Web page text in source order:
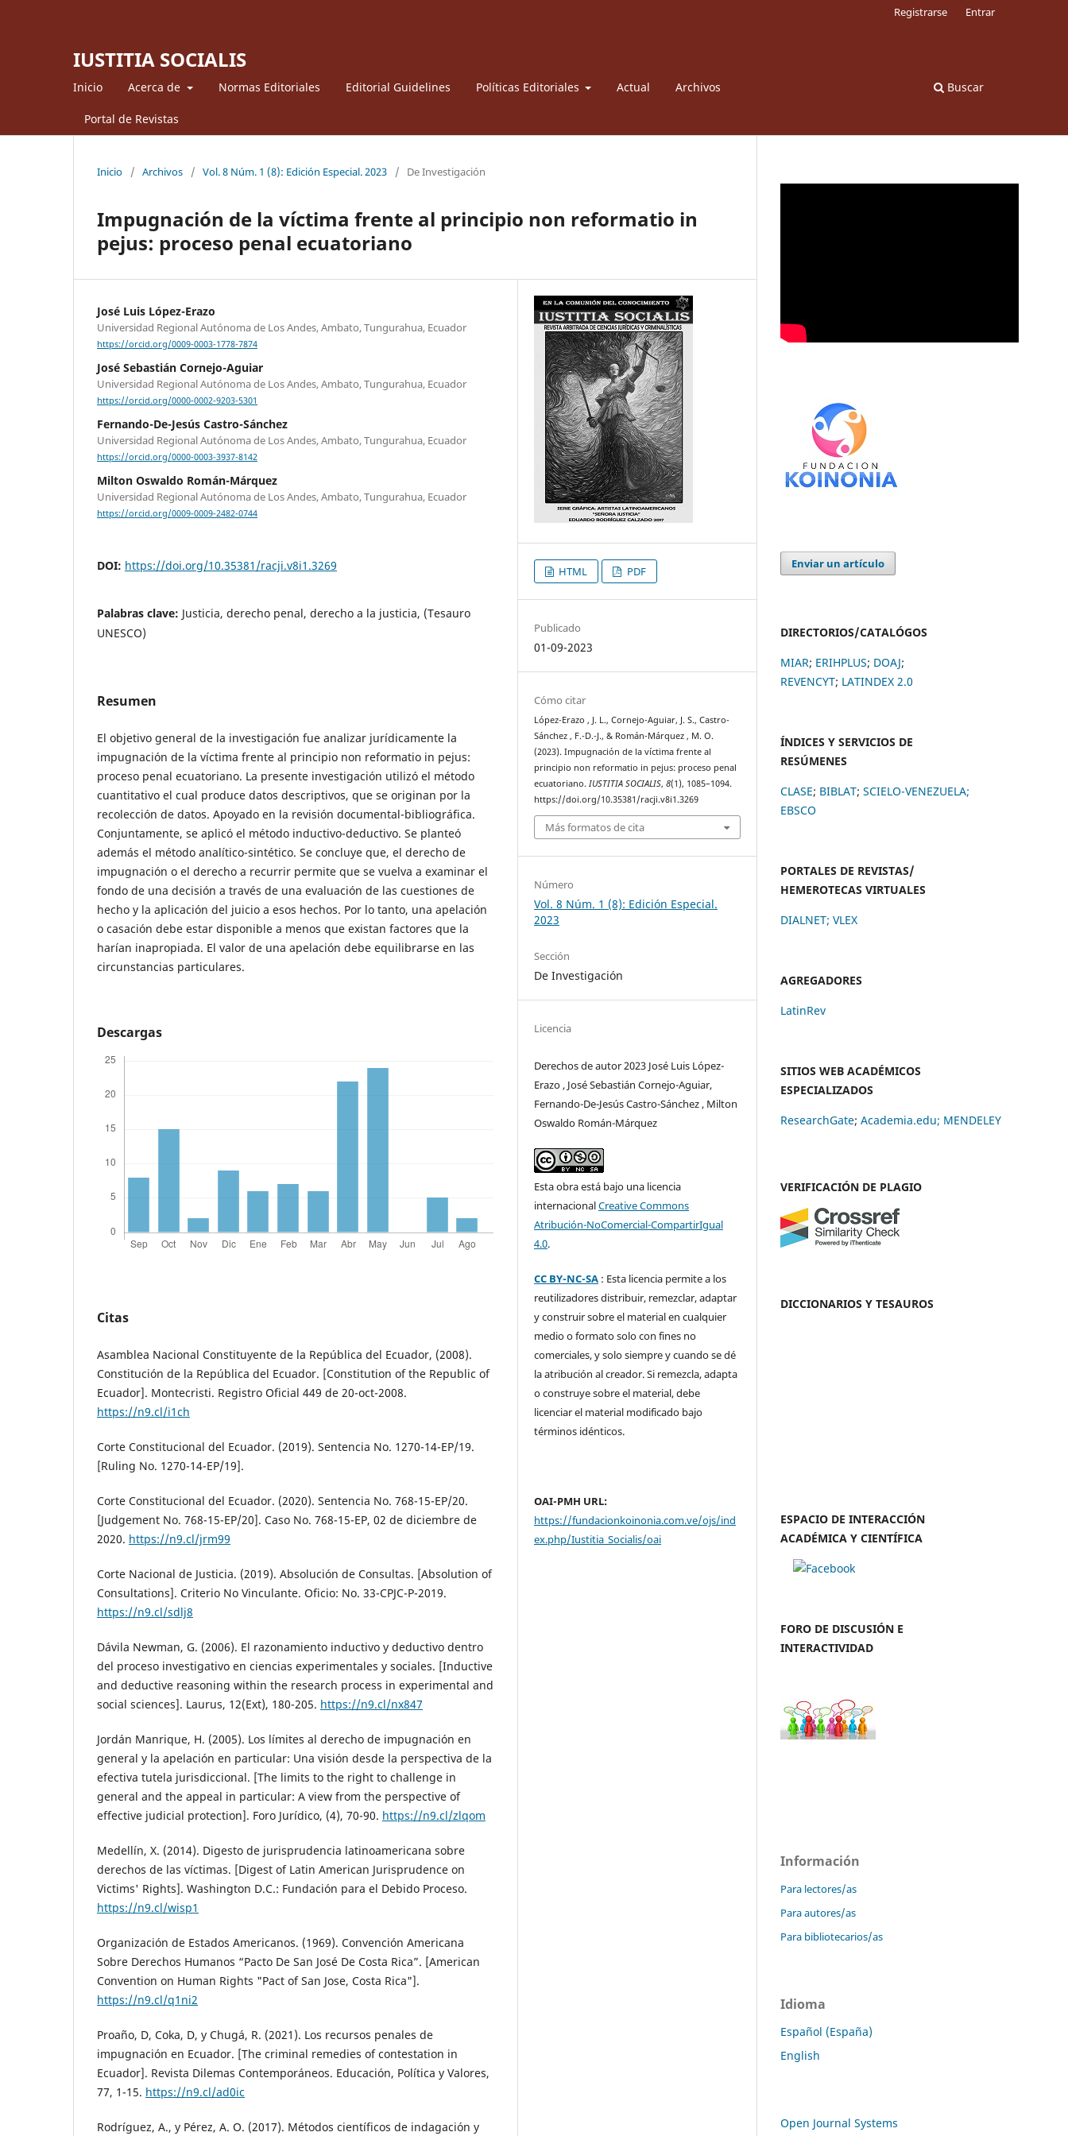
IUSTITIA SOCIALIS
Inicio Acerca de Normas Editoriales Editorial Guidelines Políticas Editoriales Actual Archivos
Portal de Revistas
Buscar
Registrarse Entrar
Inicio / Archivos / Vol. 8 Núm. 1 (8): Edición Especial. 2023 / De Investigación
Impugnación de la víctima frente al principio non reformatio in
pejus: proceso penal ecuatoriano
José Luis López-Erazo
Universidad Regional Autónoma de Los Andes, Ambato, Tungurahua, Ecuador
https://orcid.org/0009-0003-1778-7874
José Sebastián Cornejo-Aguiar
Universidad Regional Autónoma de Los Andes, Ambato, Tungurahua, Ecuador
https://orcid.org/0000-0002-9203-5301
Fernando-De-Jesús Castro-Sánchez
Universidad Regional Autónoma de Los Andes, Ambato, Tungurahua, Ecuador
https://orcid.org/0000-0003-3937-8142
Milton Oswaldo Román-Márquez
Universidad Regional Autónoma de Los Andes, Ambato, Tungurahua, Ecuador
https://orcid.org/0009-0009-2482-0744
DOI: https://doi.org/10.35381/racji.v8i1.3269
Palabras clave: Justicia, derecho penal, derecho a la justicia, (Tesauro
UNESCO)
Resumen
El objetivo general de la investigación fue analizar jurídicamente la
impugnación de la víctima frente al principio non reformatio in pejus:
proceso penal ecuatoriano. La presente investigación utilizó el método
cuantitativo el cual produce datos descriptivos, que se originan por la
recolección de datos. Apoyado en la revisión documental-bibliográfica.
Conjuntamente, se aplicó el método inductivo-deductivo. Se planteó
además el método analítico-sintético. Se concluye que, el derecho de
impugnación o el derecho a recurrir permite que se vuelva a examinar el
fondo de una decisión a través de una evaluación de las cuestiones de
hecho y la aplicación del juicio a esos hechos. Por lo tanto, una apelación
o casación debe estar disponible a menos que existan factores que la
harían inapropiada. El valor de una apelación debe equilibrarse en las
circunstancias particulares.
Descargas
Citas
Asamblea Nacional Constituyente de la República del Ecuador, (2008).
Constitución de la República del Ecuador. [Constitution of the Republic of
Ecuador]. Montecristi. Registro Oficial 449 de 20-oct-2008.
https://n9.cl/i1ch
Corte Constitucional del Ecuador. (2019). Sentencia No. 1270-14-EP/19.
[Ruling No. 1270-14-EP/19].
Corte Constitucional del Ecuador. (2020). Sentencia No. 768-15-EP/20.
[Judgement No. 768-15-EP/20]. Caso No. 768-15-EP, 02 de diciembre de
2020. https://n9.cl/jrm99
Corte Nacional de Justicia. (2019). Absolución de Consultas. [Absolution of
Consultations]. Criterio No Vinculante. Oficio: No. 33-CPJC-P-2019.
https://n9.cl/sdlj8
Dávila Newman, G. (2006). El razonamiento inductivo y deductivo dentro
del proceso investigativo en ciencias experimentales y sociales. [Inductive
and deductive reasoning within the research process in experimental and
social sciences]. Laurus, 12(Ext), 180-205. https://n9.cl/nx847
Jordán Manrique, H. (2005). Los límites al derecho de impugnación en
general y la apelación en particular: Una visión desde la perspectiva de la
efectiva tutela jurisdiccional. [The limits to the right to challenge in
general and the appeal in particular: A view from the perspective of
effective judicial protection]. Foro Jurídico, (4), 70-90. https://n9.cl/zlqom
Medellín, X. (2014). Digesto de jurisprudencia latinoamericana sobre
derechos de las víctimas. [Digest of Latin American Jurisprudence on
Victims' Rights]. Washington D.C.: Fundación para el Debido Proceso.
https://n9.cl/wisp1
Organización de Estados Americanos. (1969). Convención Americana
Sobre Derechos Humanos “Pacto De San José De Costa Rica”. [American
Convention on Human Rights "Pact of San Jose, Costa Rica"].
https://n9.cl/q1ni2
Proaño, D, Coka, D, y Chugá, R. (2021). Los recursos penales de
impugnación en Ecuador. [The criminal remedies of contestation in
Ecuador]. Revista Dilemas Contemporáneos. Educación, Política y Valores,
77, 1-15. https://n9.cl/ad0ic
Rodríguez, A., y Pérez, A. O. (2017). Métodos científicos de indagación y
HTML PDF
Publicado
01-09-2023
Cómo citar
López-Erazo , J. L., Cornejo-Aguiar, J. S., Castro-
Sánchez , F.-D.-J., & Román-Márquez , M. O.
(2023). Impugnación de la víctima frente al
principio non reformatio in pejus: proceso penal
ecuatoriano.IUSTITIA SOCIALIS,8(1), 1085–1094.
https://doi.org/10.35381/racji.v8i1.3269
Más formatos de cita
Número
Vol. 8 Núm. 1 (8): Edición Especial.
2023
Sección
De Investigación
Licencia
Derechos de autor 2023 José Luis López-
Erazo , José Sebastián Cornejo-Aguiar,
Fernando-De-Jesús Castro-Sánchez , Milton
Oswaldo Román-Márquez
Esta obra está bajo una licencia
internacionalCreative Commons
Atribución-NoComercial-CompartirIgual
4.0.
CC BY-NC-SA : Esta licencia permite a los
reutilizadores distribuir, remezclar, adaptar
y construir sobre el material en cualquier
medio o formato solo con fines no
comerciales, y solo siempre y cuando se dé
la atribución al creador. Si remezcla, adapta
o construye sobre el material, debe
licenciar el material modificado bajo
términos idénticos.
OAI-PMH URL:
https://fundacionkoinonia.com.ve/ojs/ind
ex.php/Iustitia_Socialis/oai
Enviar un artículo
DIRECTORIOS/CATALÓGOS
MIAR; ERIHPLUS; DOAJ;
REVENCYT; LATINDEX 2.0
ÍNDICES Y SERVICIOS DE
RESÚMENES
CLASE; BIBLAT; SCIELO-VENEZUELA;
EBSCO
PORTALES DE REVISTAS/
HEMEROTECAS VIRTUALES
DIALNET; VLEX
AGREGADORES
LatinRev
SITIOS WEB ACADÉMICOS
ESPECIALIZADOS
ResearchGate; Academia.edu; MENDELEY
VERIFICACIÓN DE PLAGIO
DICCIONARIOS Y TESAUROS
ESPACIO DE INTERACCIÓN
ACADÉMICA Y CIENTÍFICA
FORO DE DISCUSIÓN E
INTERACTIVIDAD
Información
Para lectores/as
Para autores/as
Para bibliotecarios/as
Idioma
Español (España)
English
Open Journal Systems